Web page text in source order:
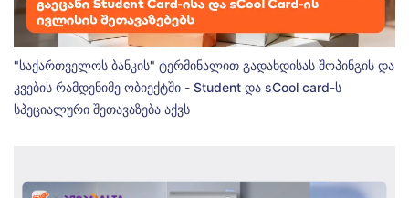
"საქართველოს ბანკის" ტერმინალით გადახდისას შოპინგის და
კვების რამდენიმე ობიექტში - Student და sCool card-ს
სპეციალური შეთავაზება აქვს